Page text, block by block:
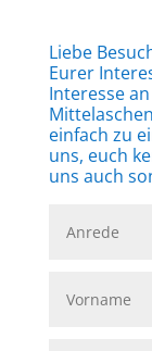
Liebe
Eurer
Interesse
einfach zu
uns, euch
uns auch